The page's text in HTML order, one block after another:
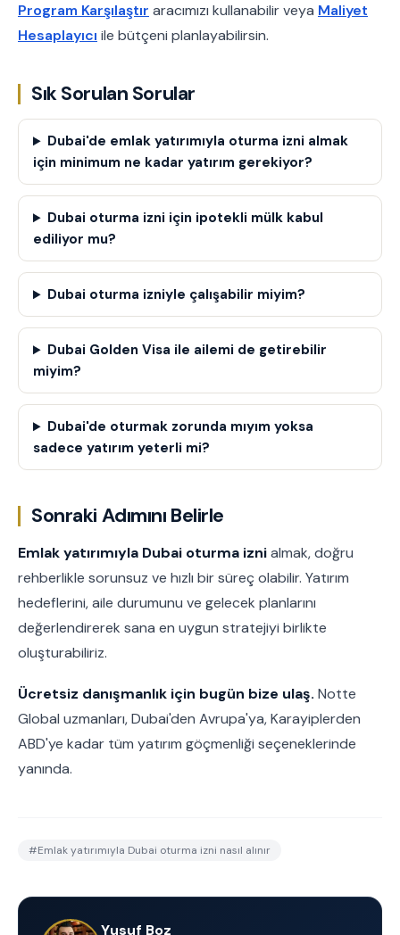
Program Karşılaştır aracımızı kullanabilir veya Maliyet
Hesaplayıcı ile bütçeni planlayabilirsin.
Sık Sorulan Sorular
Dubai'de emlak yatırımıyla oturma izni almak
için minimum ne kadar yatırım gerekiyor?
Dubai oturma izni için ipotekli mülk kabul
ediliyor mu?
Dubai oturma izniyle çalışabilir miyim?
Dubai Golden Visa ile ailemi de getirebilir
miyim?
Dubai'de oturmak zorunda mıyım yoksa
sadece yatırım yeterli mi?
Sonraki Adımını Belirle
Emlak yatırımıyla Dubai oturma iznialmak, doğru
rehberlikle sorunsuz ve hızlı bir süreç olabilir. Yatırım
hedeflerini, aile durumunu ve gelecek planlarını
değerlendirerek sana en uygun stratejiyi birlikte
oluşturabiliriz.
Ücretsiz danışmanlık için bugün bize ulaş. Notte
Global uzmanları, Dubai'den Avrupa'ya, Karayiplerden
ABD'ye kadar tüm yatırım göçmenliği seçeneklerinde
yanında.
#Emlak yatırımıyla Dubai oturma izni nasıl alınır
Yusuf Boz